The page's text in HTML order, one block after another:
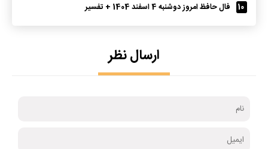
10
فال حافظ امروز دوشنبه 4 اسفند 1404 + تفسیر
ارسال نظر